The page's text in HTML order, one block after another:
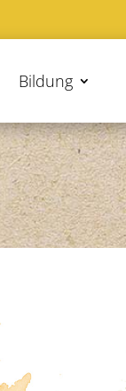
Bildung